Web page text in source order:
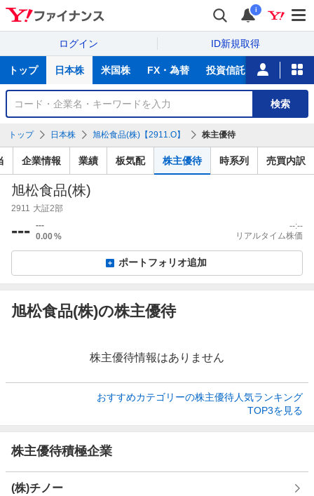
i
ログイン ID新規取得
サ
トップ 日本株 米国株 FX・為替 投資信託 ニュース
銘
検
検索
トップ 日本株 旭松食品(株)【2911.O】 株主優待
企業情報 業績 板気配 株主優待 時系列 売買内訳
旭松食品(株)
2911 大証2部
--- ---
0.00%
--:--
リアルタイム株価
ポートフォリオ追加
旭松食品(株)の株主優待
株主優待情報はありません
おすすめカテゴリーの株主優待人気ランキング
TOP3を見る
株主優待積極企業
(株)チノー